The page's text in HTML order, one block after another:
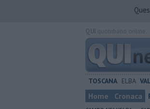
TOSCANA ELBA
Home Cronaca